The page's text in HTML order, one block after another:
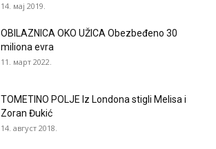
14. мај 2019.
OBILAZNICA OKO UŽICA Obezbeđeno 30
miliona evra
11. март 2022.
TOMETINO POLJE Iz Londona stigli Melisa i
Zoran Đukić
14. август 2018.